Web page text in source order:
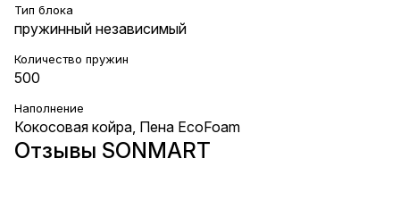
Тип блока
пружинный независимый
Количество пружин
500
Наполнение
Кокосовая койра Пена EcoFoam
Отзывы SONMART